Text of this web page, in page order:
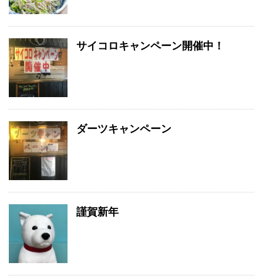
サイコロキャンペーン開催中！
ダーツキャンペーン
謹賀新年